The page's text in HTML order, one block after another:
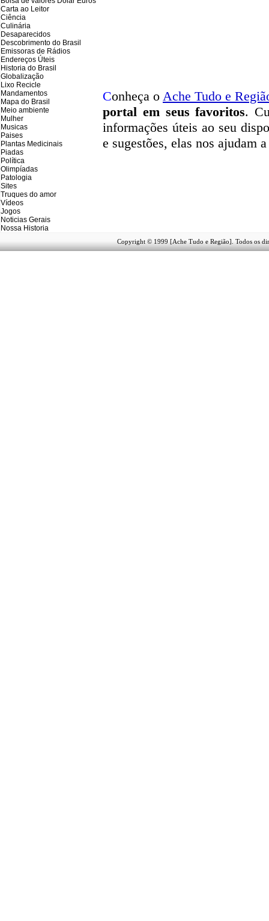
Carta ao Leitor
Ciência
Culinária
Desaparecidos
Descobrimento do Brasil
Emissoras de Rádios
Endereços Úteis
Historia do Brasil
Globalização
Lixo Recicle
Mandamentos
Mapa do Brasil
Meio ambiente
Mulher
Musicas
Paises
Plantas Medicinais
Piadas
Política
Olimpíadas
Patologia
Sites
Truques do amor
Vídeos
Jogos
Noticias Gerais
Nossa Historia
Conheça o Ache Tudo e
portal em seus favoritos.
informações úteis ao seu
e sugestões, elas nos ajudam
Copyright © 1999 [Ache Tudo e Região]. Todos os